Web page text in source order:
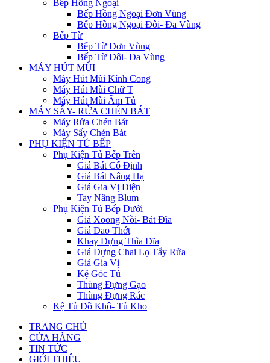
Bếp Hồng Ngoại
Bếp Hồng Ngoại Đơn Vùng
Bếp Hồng Ngoại Đôi- Đa Vùng
Bếp Từ
Bếp Từ Đơn Vùng
Bếp Từ Đôi- Đa Vùng
MÁY HÚT MÙI
Máy Hút Mùi Kính Cong
Máy Hút Mùi Chữ T
Máy Hút Mùi Âm Tủ
MÁY SẤY- RỬA CHÉN BÁT
Máy Rửa Chén Bát
Máy Sấy Chén Bát
PHỤ KIỆN TỦ BẾP
Phụ Kiện Tủ Bếp Trên
Giá Bát Cố Định
Giá Bát Nâng Hạ
Giá Gia Vị Điện
Tay Nâng Blum
Phụ Kiện Tủ Bếp Dưới
Giá Xoong Nồi- Bát Đĩa
Giá Dao Thớt
Khay Đựng Thìa Đĩa
Giá Đựng Chai Lọ Tẩy Rửa
Giá Gia Vị
Kệ Góc Tủ
Thùng Đựng Gạo
Thùng Đựng Rác
Kệ Tủ Đồ Khô- Tủ Kho
TRANG CHỦ
CỬA HÀNG
TIN TỨC
GIỚI THIỆU